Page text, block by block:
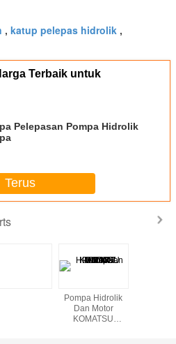
, katup pelepas hidrolik ,
Terbaik untuk
Pelepasan Pompa Hidrolik
Terus
Pompa Hidrolik
Dan Motor
KOMATSU